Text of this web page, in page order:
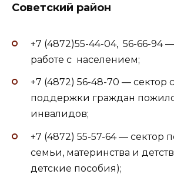
Советский район
+7 (4872)55-44-04, 56-66-94
работе с населением;
+7 (4872) 56-48-70 — сектор
поддержки граждан
инвалидов;
+7 (4872) 55-57-64 — сектор
семьи, материнства и
детские пособия);